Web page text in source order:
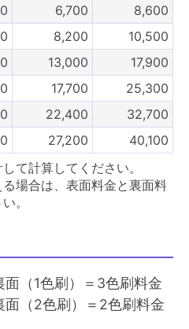
6,700
8,600
8,200
10,500
13,000
17,900
17,700
25,300
22,400
32,700
27,200
40,100
て計算してください。
場合は、表面料金と裏面料
。
（1色刷）＝3色刷料金
（2色刷）＝2色刷料金